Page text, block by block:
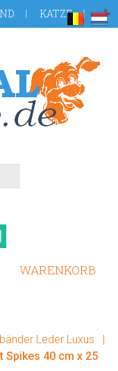
KATZE
WARENKORB
Leder Luxus
|
Spikes 40 cm x 25